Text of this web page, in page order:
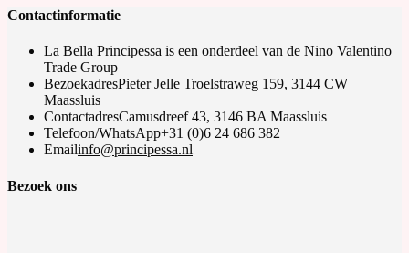
Contactinformatie
La Bella Principessa is een onderdeel van de Nino Valentino
Trade Group
BezoekadresPieter Jelle Troelstraweg 159, 3144 CW
Maassluis
ContactadresCamusdreef 43, 3146 BA Maassluis
Telefoon/WhatsApp+31 (0)6 24 686 382
Emailinfo@principessa.nl
Bezoek ons